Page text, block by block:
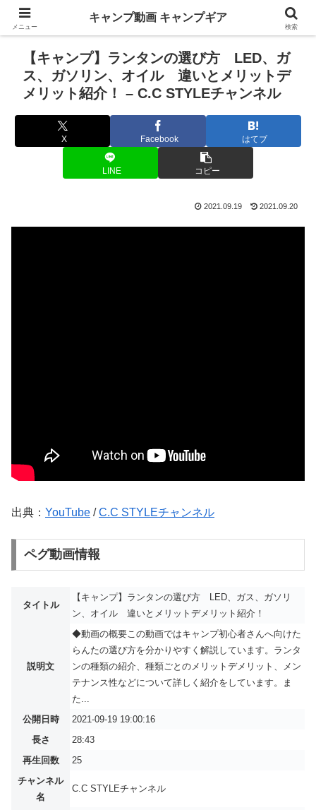
【キャンプ】ランタンの選び方 LED、ガ
ス、ガソリン、オイル 違いとメリットデ
メリット紹介！ – C.C STYLEチャンネル
X Facebook はてブ
LINE コピー
2021.09.19 2021.09.20
出典： YouTube /C.C STYLEチャンネル
ペグ動画情報
タイトル
【キャンプ】ランタンの選び方 LED、ガス、ガソリ
ン、オイル 違いとメリットデメリット紹介！
説明文
◆動画の概要この動画ではキャンプ初心者さんへ向けた
らんたの選び方を分かりやすく解説しています。ランタ
ンの種類の紹介、種類ごとのメリットデメリット、メン
テナンス性などについて詳しく紹介をしています。ま
た...
公開日時
2021-09-19 19:00:16
長さ
28:43
再生回数
25
チャンネル
名
C.C STYLEチャンネル
メニュー
キャンプ動画 キャンプギア
検索